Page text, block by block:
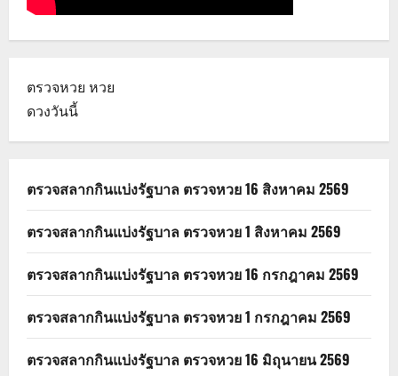
ตรวจหวย หวย
ดวงวันนี้
ตรวจสลากกินแบ่งรัฐบาล ตรวจหวย 16 สิงหาคม 2569
ตรวจสลากกินแบ่งรัฐบาล ตรวจหวย 1 สิงหาคม 2569
ตรวจสลากกินแบ่งรัฐบาล ตรวจหวย 16 กรกฎาคม 2569
ตรวจสลากกินแบ่งรัฐบาล ตรวจหวย 1 กรกฎาคม 2569
ตรวจสลากกินแบ่งรัฐบาล ตรวจหวย 16 มิถุนายน 2569